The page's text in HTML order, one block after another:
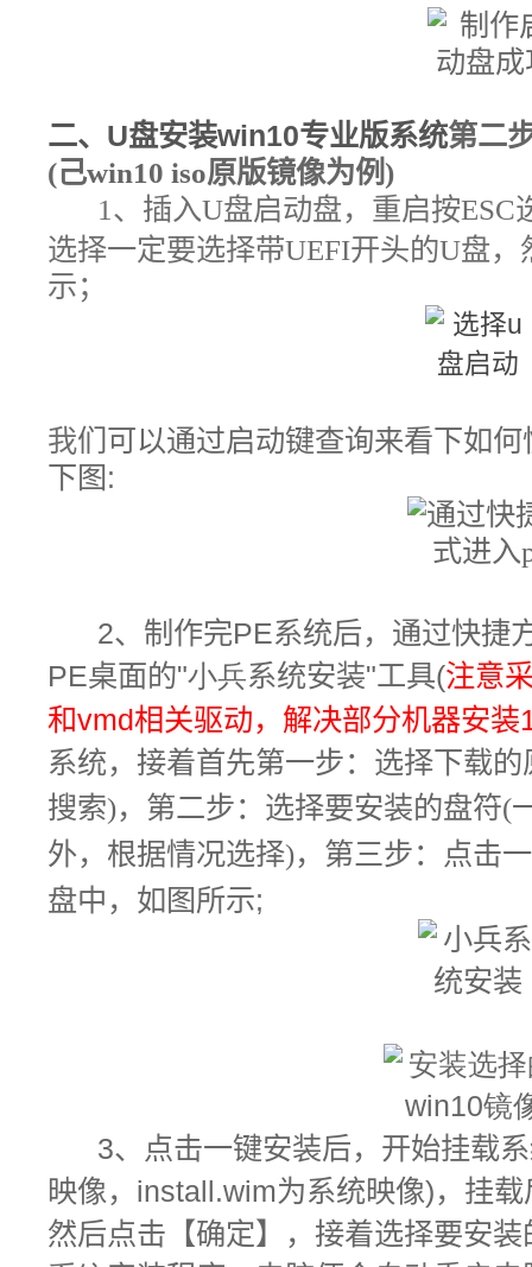
二、 U盘安装win10专业版系统第二
(己win10 iso原版镜像为例)
1、 插入U盘启动盘，重启按ESC
选择一定要选择带UEFI开头的U盘
示；
我们可以通过启动键查询来看下如何
下图:
2、制作完PE系统后，通过快捷
PE桌面的"小兵系统安装"工具(注意
和vmd相关驱动，解决部分机器安装
系统，接着首先第一步：选择下载
搜索)，第二步：选择要安装的盘符(
外，根据情况选择)，第三步：点击
盘中，如图所示;
3、点击一键安装后，开始挂载
映像，install.wim为系统映像)，挂
然后点击【确定】，接着选择要安